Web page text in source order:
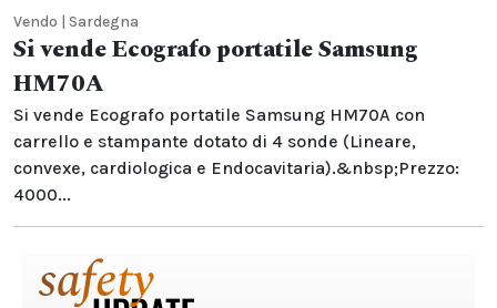
Vendo | Sardegna
Si vende Ecografo portatile Samsung
HM70A
Si vende Ecografo portatile Samsung HM70A con
carrello e stampante dotato di 4 sonde (Lineare,
convexe, cardiologica e Endocavitaria).&nbsp;Prezzo:
4000...